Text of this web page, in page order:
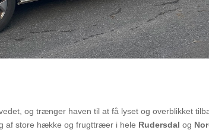
og trænger haven til at få lyset og overblikket
af store hække og frugttræer i hele Rudersdal og